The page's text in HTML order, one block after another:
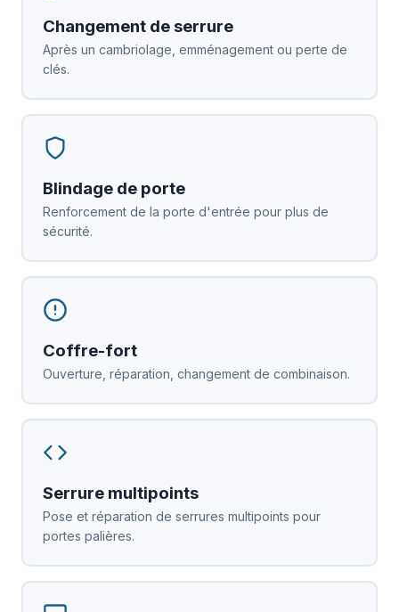
Changement de serrure
Après un cambriolage, emménagement ou perte de
clés.
Blindage de porte
Renforcement de la porte d'entrée pour plus de
sécurité.
Coffre-fort
Ouverture, réparation, changement de combinaison.
Serrure multipoints
Pose et réparation de serrures multipoints pour
portes palières.